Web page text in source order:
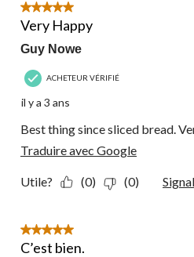
5 étoile(s) sur 5.
Very Happy
Guy Nowe
ACHETEUR VÉRIFIÉ
il y a 3 ans
Best thing since sliced bread.
Traduire avec Google
Utile? (0) (0)
5 étoile(s) sur 5.
C’est bien.